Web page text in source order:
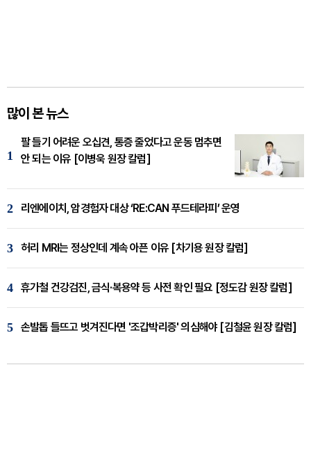
많이 본 뉴스
1
팔 들기 어려운 오십견, 통증 줄었다고 운동 멈추면
안 되는 이유 [이병욱 원장 칼럼]
2 리엔에이치, 암경험자 대상 ‘RE:CAN 푸드테라피’ 운영
3 허리 MRI는 정상인데 계속 아픈 이유 [차기용 원장 칼럼]
4 휴가철 건강검진, 금식·복용약 등 사전 확인 필요 [정도감 원장 칼럼]
5 손발톱 들뜨고 벗겨진다면 '조갑박리증' 의심해야 [김철윤 원장 칼럼]